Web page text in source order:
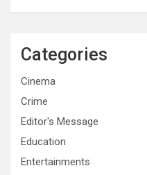
Categories
Cinema
Crime
Editor's Message
Education
Entertainments